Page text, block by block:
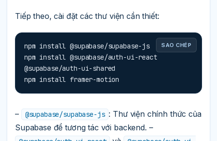
Tiếp theo, cài đặt các thư viện cần thiết:
SAO CHÉP
npm install @supabase/supabase-js
npm install @supabase/auth-ui-react
@supabase/auth-ui-shared
npm install framer-motion
– @supabase/supabase-js : Thư viện chính thức của
Supabase để tương tác với backend. –